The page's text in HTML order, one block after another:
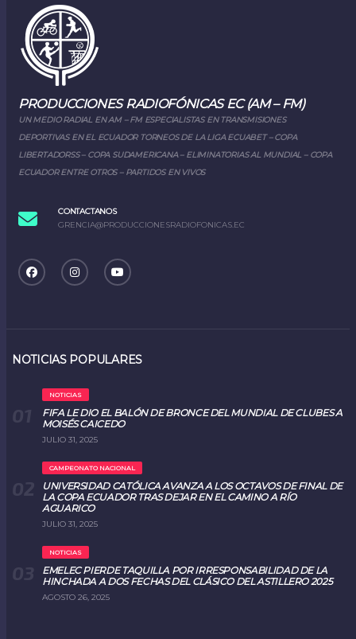
PRODUCCIONES RADIOFÓNICAS EC (AM – FM)
UN MEDIO RADIAL EN AM – FM ESPECIALISTAS EN TRANSMISIONES
DEPORTIVAS EN EL ECUADOR TORNEOS DE LA LIGA ECUABET – COPA
LIBERTADORSS – COPA SUDAMERICANA – ELIMINATORIAS AL MUNDIAL – COPA
ECUADOR ENTRE OTROS – PARTIDOS EN VIVOS
CONTACTANOS
GRENCIA@PRODUCCIONESRADIOFONICAS.EC
NOTICIAS POPULARES
NOTICIAS
FIFA LE DIO EL BALÓN DE BRONCE DEL MUNDIAL DE CLUBES A
MOISÉS CAICEDO
JULIO 31, 2025
CAMPEONATO NACIONAL
UNIVERSIDAD CATÓLICA AVANZA A LOS OCTAVOS DE FINAL DE
LA COPA ECUADOR TRAS DEJAR EN EL CAMINO A RÍO
AGUARICO
JULIO 31, 2025
NOTICIAS
EMELEC PIERDE TAQUILLA POR IRRESPONSABILIDAD DE LA
HINCHADA A DOS FECHAS DEL CLÁSICO DEL ASTILLERO 2025
AGOSTO 26, 2025